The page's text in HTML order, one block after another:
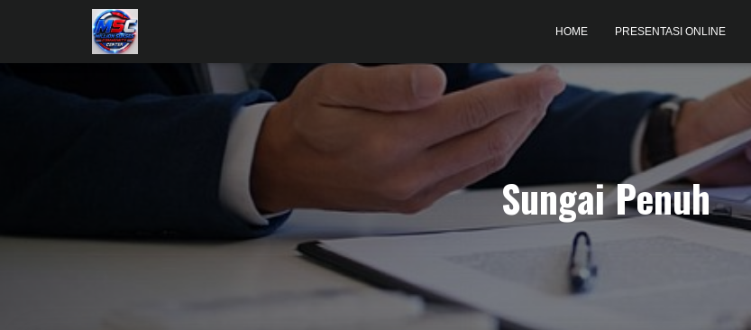
HOME PRESENTASI ONLINE
Sungai Penuh